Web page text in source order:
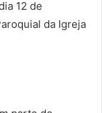
12 de
da Igreja